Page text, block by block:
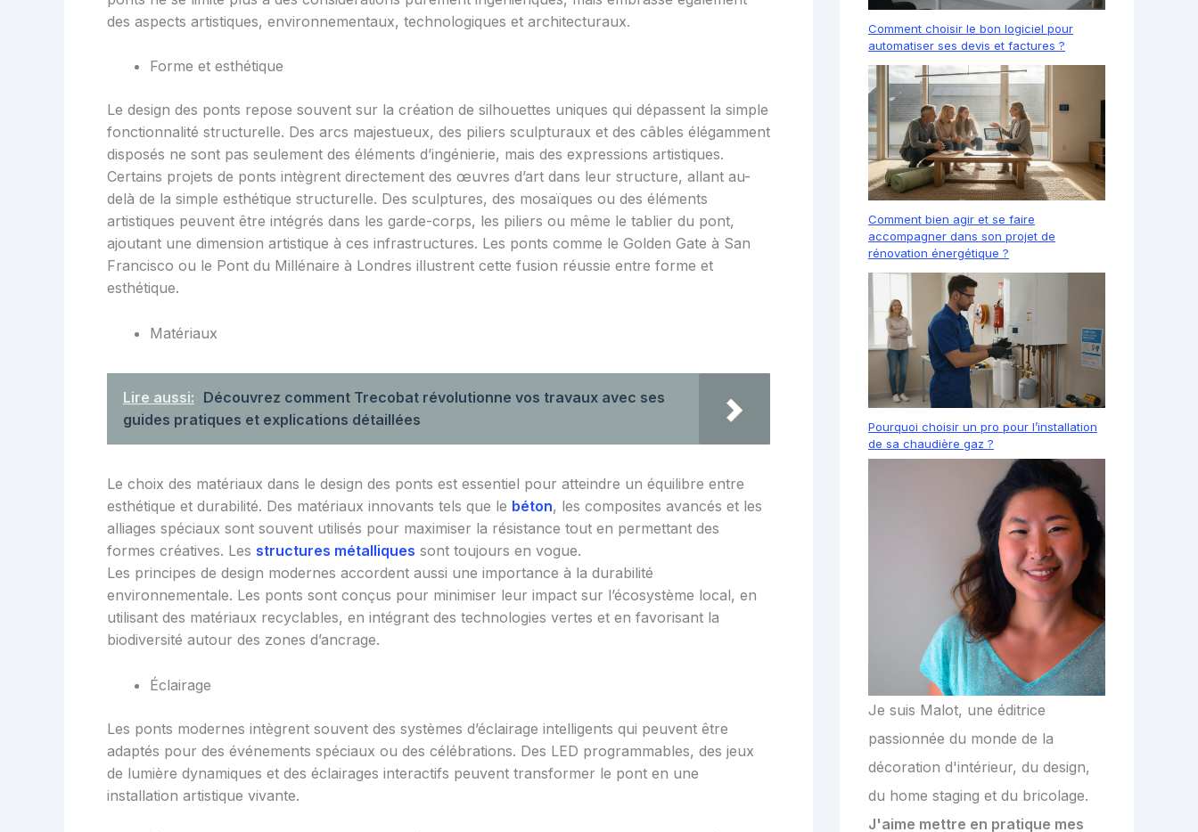
des aspects artistiques, environnementaux, technologiques et architecturaux.
Forme et esthétique
Le design des ponts repose souvent sur la création de silhouettes uniques qui dépassent la simple
fonctionnalité structurelle. Des arcs majestueux, des piliers sculpturaux et des câbles élégamment
disposés ne sont pas seulement des éléments d’ingénierie, mais des expressions artistiques.
Certains projets de ponts intègrent directement des œuvres d’art dans leur structure, allant au-
delà de la simple esthétique structurelle. Des sculptures, des mosaïques ou des éléments
artistiques peuvent être intégrés dans les garde-corps, les piliers ou même le tablier du pont,
ajoutant une dimension artistique à ces infrastructures. Les ponts comme le Golden Gate à San
Francisco ou le Pont du Millénaire à Londres illustrent cette fusion réussie entre forme et
esthétique.
Matériaux
Lire aussi: Découvrez comment Trecobat révolutionne vos travaux avec ses
guides pratiques et explications détaillées
Le choix des matériaux dans le design des ponts est essentiel pour atteindre un équilibre entre
esthétique et durabilité. Des matériaux innovants tels que le béton, les composites avancés et les
alliages spéciaux sont souvent utilisés pour maximiser la résistance tout en permettant des
formes créatives. Les structures métalliques sont toujours en vogue.
Les principes de design modernes accordent aussi une importance à la durabilité
environnementale. Les ponts sont conçus pour minimiser leur impact sur l’écosystème local, en
utilisant des matériaux recyclables, en intégrant des technologies vertes et en favorisant la
biodiversité autour des zones d’ancrage.
Éclairage
Les ponts modernes intègrent souvent des systèmes d’éclairage intelligents qui peuvent être
adaptés pour des événements spéciaux ou des célébrations. Des LED programmables, des jeux
de lumière dynamiques et des éclairages interactifs peuvent transformer le pont en une
installation artistique vivante.
Comment choisir le bon logiciel pour
automatiser ses devis et factures ?
Comment bien agir et se faire
accompagner dans son projet de
rénovation énergétique ?
Pourquoi choisir un pro pour l’installation
de sa chaudière gaz ?
Je suis Malot, une éditrice
passionnée du monde de la
décoration d'intérieur, du design,
du home staging et du bricolage.
J'aime mettre en pratique mes